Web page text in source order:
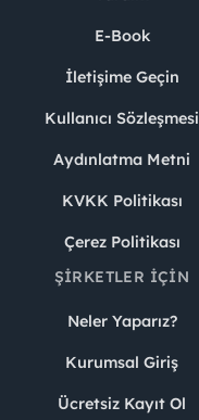
E-Book
İletişime Geçin
Kullanıcı Sözleşmesi
Aydınlatma Metni
KVKK Politikası
Çerez Politikası
ŞIRKETLER İÇIN
Neler Yaparız?
Kurumsal Giriş
Ücretsiz Kayıt Ol